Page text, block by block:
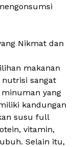
Nikmat dan
makanan
sangat
yang
kandungan
susu full
vitamin,
Selain itu,